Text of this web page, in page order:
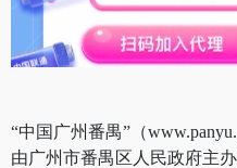
“中国广州番禺”（
由广州市番禺区人民政府主